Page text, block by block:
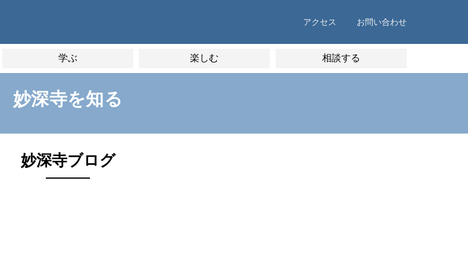
アクセス お問い合わせ
学ぶ 楽しむ 相談する
妙深寺を知る
妙深寺ブログ